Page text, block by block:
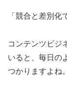
「競合と差別
コンテンツビジ
いると、毎日の
つかりますよね。